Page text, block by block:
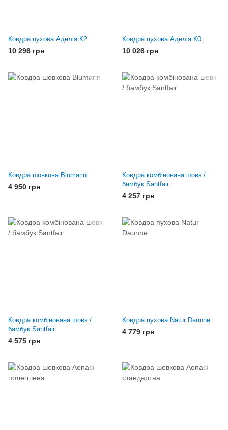
Ковдра пухова Аделія К2
10 296 грн
Ковдра пухова Аделія К0
10 026 грн
Ковдра шовкова Blumarin
4 950 грн
Ковдра комбінована шовк /
бамбук Santfair
4 257 грн
Ковдра комбінована шовк /
бамбук Santfair
4 575 грн
Ковдра пухова Natur Daunne
4 779 грн